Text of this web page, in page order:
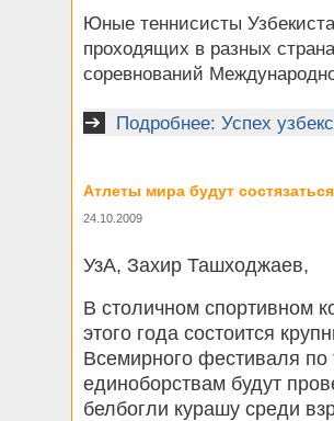
Юные теннисисты
проходящих в разных
соревнований
Подробнее: Успех
Атлеты мира будут
24.10.2009
УзА, Захир Ташходжаев,
В столичном спортивном
этого года состоится
Всемирного фестиваля
единоборствам будут
белбогли курашу среди